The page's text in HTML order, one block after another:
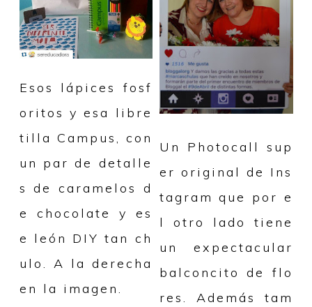
Esos lápices fosf
oritos y esa libre
tilla Campus, con
un par de detalle
s de caramelos d
e chocolate y es
e león DIY tan ch
ulo. A la derecha
en la imagen.
Un Photocall sup
er original de Ins
tagram que por e
l otro lado tiene
un expectacular
balconcito de flo
res. Además tam